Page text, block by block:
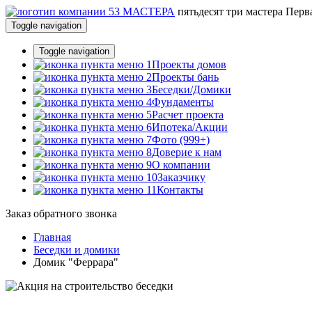
пятьдесят три мастера
Toggle navigation
Toggle navigation
Проекты домов
Проекты бань
Беседки/Домики
Фундаменты
Расчет проекта
Ипотека/Акции
Фото (999+)
Доверие к нам
О компании
Заказчику
Контакты
Заказ обратного звонка
Главная
Беседки и домики
Домик "Феррара"